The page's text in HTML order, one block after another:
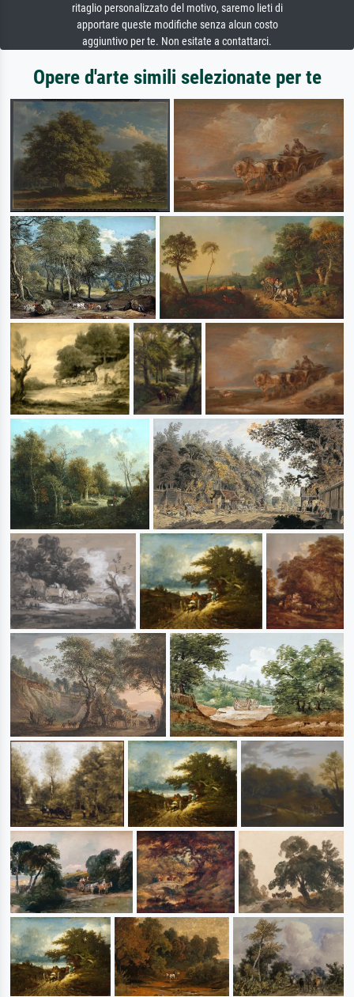
ritaglio personalizzato del motivo, saremo lieti di
apportare queste modifiche senza alcun costo
aggiuntivo per te. Non esitate a contattarci.
Opere d'arte simili selezionate per te